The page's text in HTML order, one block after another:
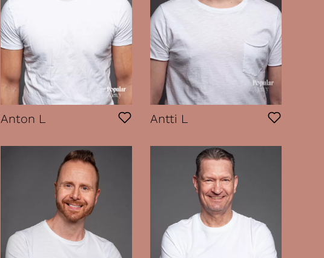
Anton L Antti L